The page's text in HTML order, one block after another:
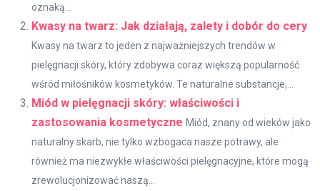
oznaką...
Kwasy na twarz: Jak działają, zalety i dobór do cery
Kwasy na twarz to jeden z najważniejszych trendów w
pielęgnacji skóry, który zdobywa coraz większą popularność
wśród miłośników kosmetyków. Te naturalne substancje,...
Miód w pielęgnacji skóry: właściwości i
zastosowania kosmetyczne Miód, znany od wieków jako
naturalny skarb, nie tylko wzbogaca nasze potrawy, ale
również ma niezwykłe właściwości pielęgnacyjne, które mogą
zrewolucjonizować naszą...